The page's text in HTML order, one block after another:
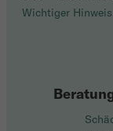
Wichtiger Hinweis